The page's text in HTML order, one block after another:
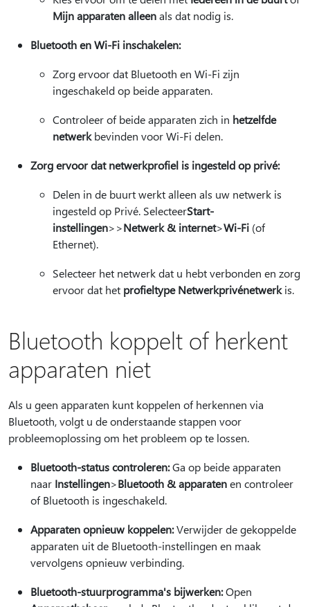
Mijn apparaten alleenals dat nodig is.
Bluetooth en Wi-Fi inschakelen:
Zorg ervoor dat Bluetooth en Wi-Fi zijn
ingeschakeld op beide apparaten.
Controleer of beide apparaten zich in hetzelfde
netwerkbevinden voor Wi-Fi delen.
Zorg ervoor dat netwerkprofiel is ingesteld op privé:
Delen in de buurt werkt alleen als uw netwerk is
ingesteld op Privé. SelecteerStart-
instellingen>>Netwerk & internet>Wi-Fi (of
Ethernet).
Selecteer het netwerk dat u hebt verbonden en zorg
ervoor dat het profieltype Netwerkprivénetwerkis.
Bluetooth koppelt of herkent
apparaten niet
Als u geen apparaten kunt koppelen of herkennen via
Bluetooth, volgt u de onderstaande stappen voor
probleemoplossing om het probleem op te lossen.
Bluetooth-status controleren:Ga op beide apparaten
naar Instellingen>Bluetooth & apparatenen controleer
of Bluetooth is ingeschakeld.
Apparaten opnieuw koppelen:Verwijder de gekoppelde
apparaten uit de Bluetooth-instellingen en maak
vervolgens opnieuw verbinding.
Bluetooth-stuurprogramma's bijwerken:Open